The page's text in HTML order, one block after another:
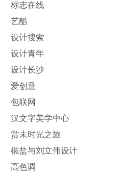
标志在线
艺酷
设计搜索
设计青年
设计长沙
爱创意
包联网
汉文字美学中心
赏未时光之旅
椒盐与刘立伟设计
高色调